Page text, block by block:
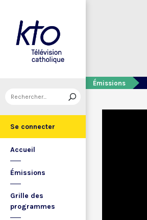
Se connecter
Accueil
Émissions
Grille des
programmes
Émissions